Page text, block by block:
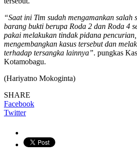
“Saat ini Tim sudah mengamankan salah
barang bukti berupa Roda 2 dan Roda 4
pakai melakukan tindak pidana
mengembangkan kasus tersebut dan
terhadap tersangka lainnya”. pungkas
Kotamobagu.
(Hariyatno Mokoginta)
SHARE
Facebook
Twitter